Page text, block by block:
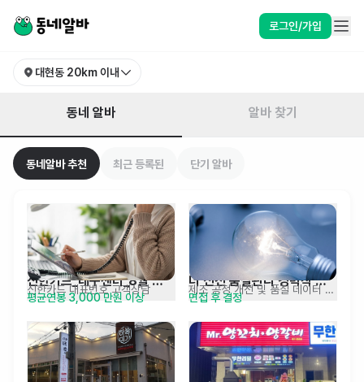
로그인/가입
대현동 20km 이내
동네 알바 알바 찾기
동네알바 추천 최근 등록된 단기 알바
신한카드_대구센터_8월
18일 교육
신한카드 대표번호 고객상담
평균연봉 3,000 만원 이상
더 신전 품질관리 경력직
채용
제조 공정 개선 및 품질 데이터 분석
면접 후 결정